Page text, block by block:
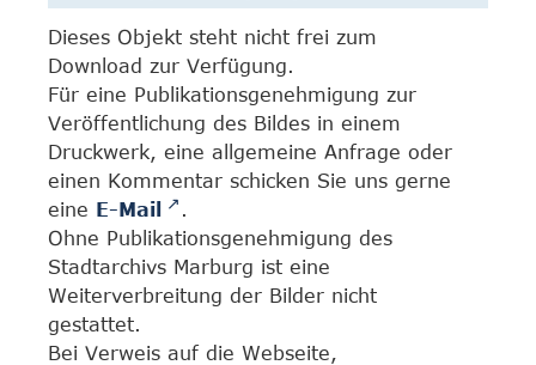
Dieses Objekt steht nicht frei zum
Download zur Verfügung.
Für eine Publikationsgenehmigung zur
Veröffentlichung des Bildes in einem
Druckwerk, eine allgemeine Anfrage oder
einen Kommentar schicken Sie uns gerne
eine E-Mail
.
Ohne Publikationsgenehmigung des
Stadtarchivs Marburg ist eine
Weiterverbreitung der Bilder nicht
gestattet.
Bei Verweis auf die Webseite,